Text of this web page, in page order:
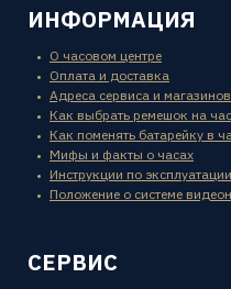
ИНФОРМАЦИЯ
О часовом центре
Оплата и доставка
Адреса сервиса и магазинов
Как выбрать ремешок на
Как поменять батарейку в
Мифы и факты о часах
Инструкции по эксплуатации
Положение о системе
СЕРВИС